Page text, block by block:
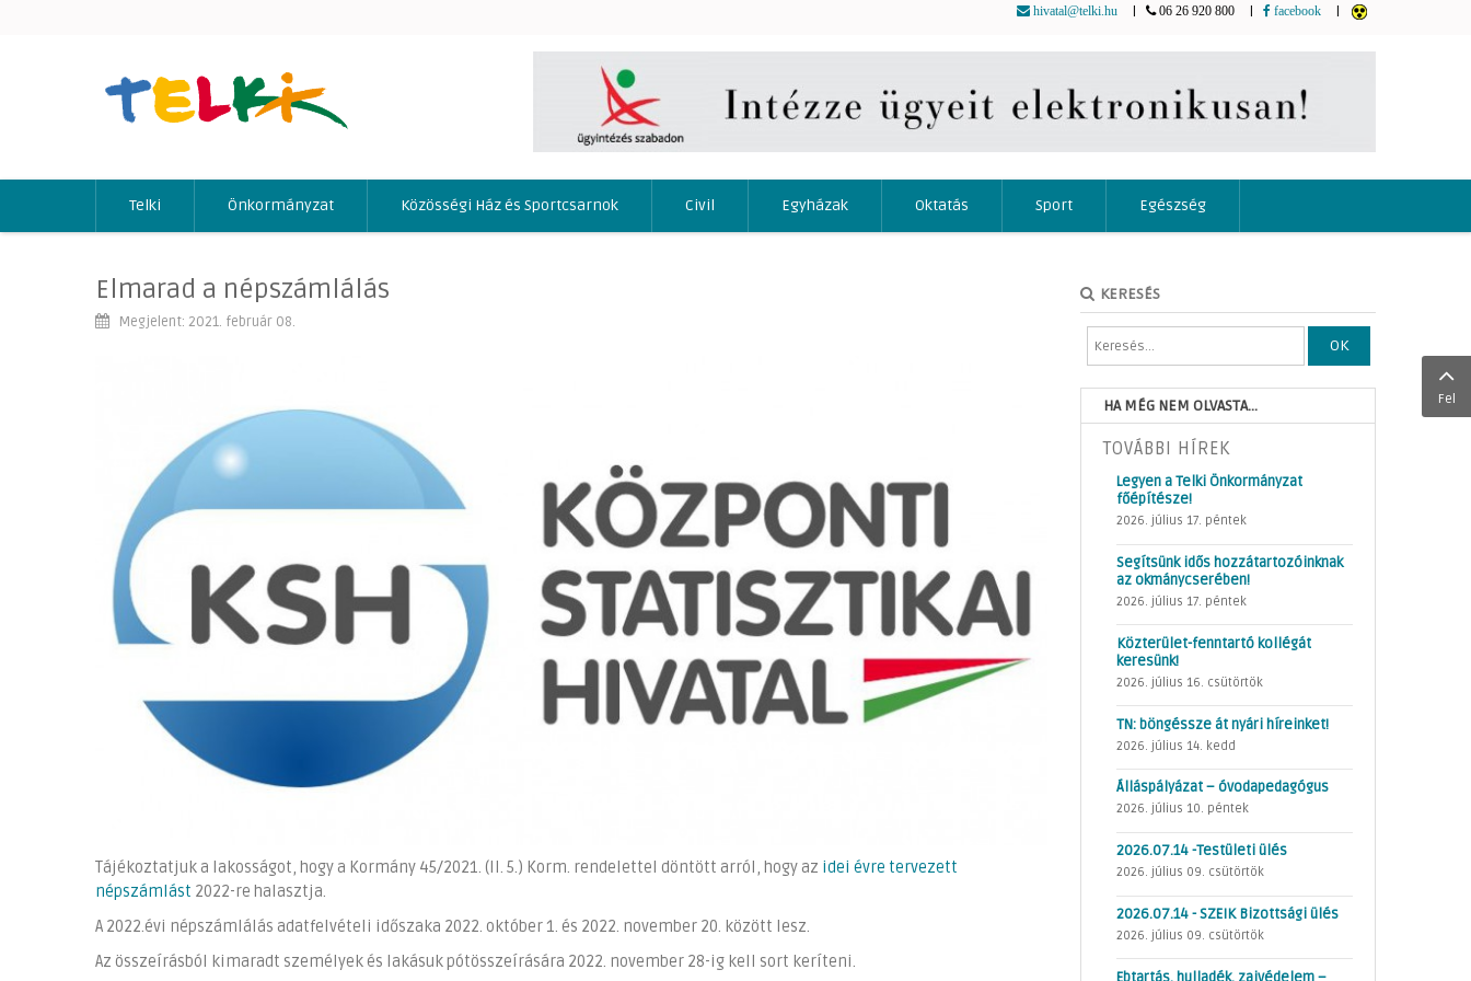
hivatal@telki.hu 06 26 920 800 facebook
Telki Önkormányzat Közösségi Ház és Sportcsarnok Civil Egyházak Oktatás Sport Egészség
Elmarad a népszámlálás
Megjelent: 2021. február 08.
Tájékoztatjuk a lakosságot, hogy a Kormány 45/2021. (II. 5.) Korm. rendelettel döntött arról, hogy az idei évre tervezett
népszámlást 2022-re halasztja.
A 2022.évi népszámlálás adatfelvételi időszaka 2022. október 1. és 2022. november 20. között lesz.
Az összeírásból kimaradt személyek és lakásuk pótösszeírására 2022. november 28-ig kell sort keríteni.
KERESÉS
OK
HA MÉG NEM OLVASTA...
TOVÁBBI HÍREK
Legyen a Telki Önkormányzat
főépítésze!
2026. július 17. péntek
Segítsünk idős hozzátartozóinknak
az okmánycserében!
2026. július 17. péntek
Közterület-fenntartó kollégát
keresünk!
2026. július 16. csütörtök
TN: böngéssze át nyári híreinket!
2026. július 14. kedd
Álláspályázat – óvodapedagógus
2026. július 10. péntek
2026.07.14 -Testületi ülés
2026. július 09. csütörtök
2026.07.14 - SZEIK Bizottsági ülés
2026. július 09. csütörtök
Ebtartás, hulladék, zajvédelem –
Fel